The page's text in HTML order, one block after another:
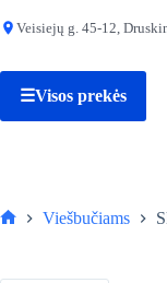
to Veisiejų g. 45-12,
☰Visos prekės
Viešbučiams